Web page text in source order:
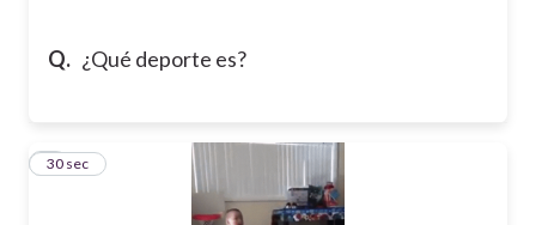
Q. ¿Qué deporte es?
6
30 sec